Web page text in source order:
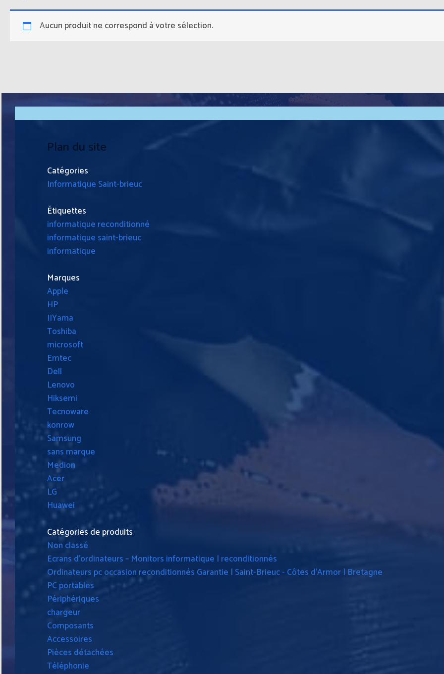
Aucun produit ne correspond à votre sélection.
Plan du site
Catégories
Informatique Saint-brieuc
Étiquettes
informatique reconditionné
informatique saint-brieuc
informatique
Marques
Apple
HP
IIYama
Toshiba
microsoft
Emtec
Dell
Lenovo
Hiksemi
Tecnoware
konrow
Samsung
sans marque
Medion
Acer
LG
Huawei
Catégories de produits
Non classé
Ecrans d'ordinateurs – Monitors informatique | reconditionnés
Ordinateurs pc occasion reconditionnés Garantie | Saint-Brieuc - Côtes d'Armor | Bretagne
PC portables
Périphériques
chargeur
Composants
Accessoires
Pièces détachées
Téléphonie